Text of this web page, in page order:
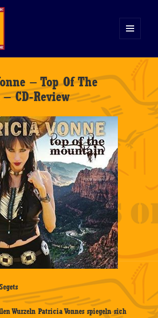
WIDGETS
– Top Of The
CD-Review
Wurzeln Patricia Vonnes spiegeln sich